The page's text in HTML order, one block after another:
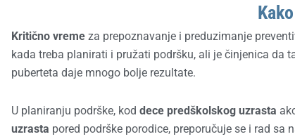
Kritično vreme za prepoznavanje i preduzimanje
kada treba planirati i pružati podršku, ali je činjenica da
puberteta daje mnogo bolje rezultate.
U planiranju podrške, kod dece predškolskog uzrasta
uzrasta pored podrške porodice, preporučuje se i rad